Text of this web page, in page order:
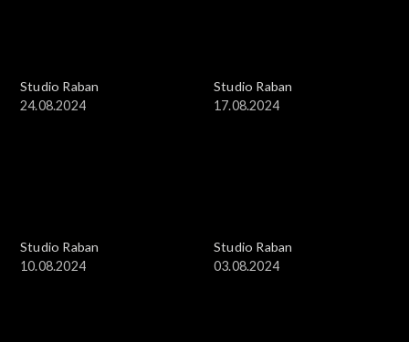
Studio Raban
24.08.2024
Studio Raban
17.08.2024
Studio Raban
10.08.2024
Studio Raban
03.08.2024